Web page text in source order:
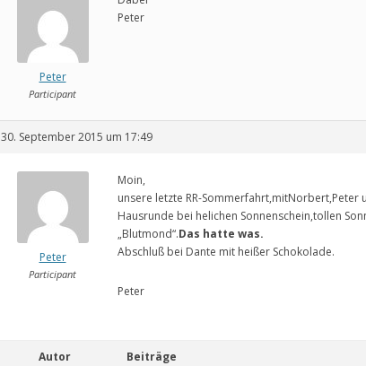
Peter
Participant
Peter
30. September 2015 um 17:49
Peter
Participant
Moin,
unsere letzte RR-Sommerfahrt,mitNorbert,Peter
Hausrunde bei helichen Sonnenschein,tollen
„Blutmond“.Das hatte was.
Abschluß bei Dante mit heißer Schokolade.
Peter
Autor Beiträge